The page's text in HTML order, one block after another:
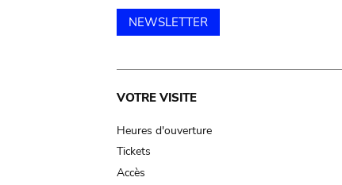
NEWSLETTER
Main
navigation
VOTRE VISITE
Heures d'ouverture
Tickets
Accès